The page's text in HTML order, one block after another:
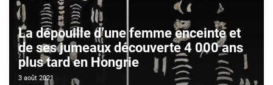
La dépouille d’une femme enceinte et
de ses jumeaux découverte 4 000 ans
plus tard en Hongrie
3 août 2021